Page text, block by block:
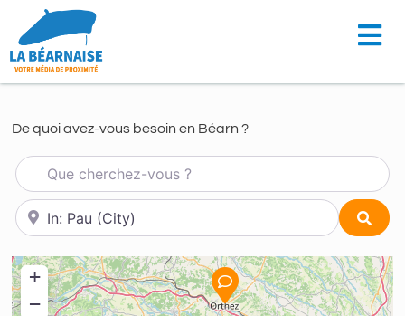
De quoi avez-vous besoin en Béarn ?
Que cherchez-vous ?
À proximité de...
+
−